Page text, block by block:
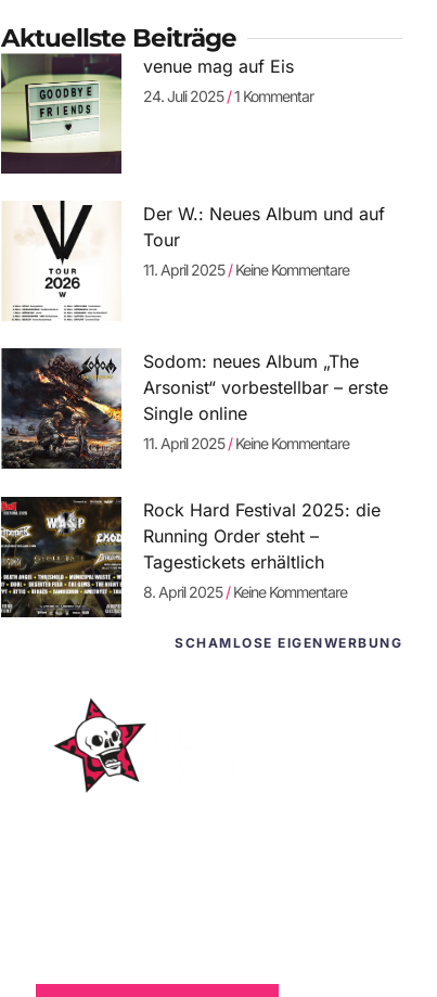
Aktuellste Beiträge
venue mag auf Eis
24. Juli 2025 1 Kommentar
Der W.: Neues Album und auf
Tour
11. April 2025 Keine Kommentare
Sodom: neues Album „The
Arsonist“ vorbestellbar – erste
Single online
11. April 2025 Keine Kommentare
Rock Hard Festival 2025: die
Running Order steht –
Tagestickets erhältlich
8. April 2025 Keine Kommentare
SCHAMLOSE EIGENWERBUNG